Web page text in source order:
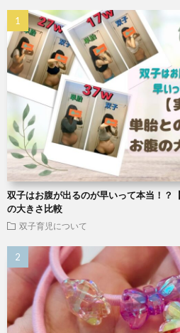
双子はお腹が出るのが早いって本当！？
の大きさ比較
双子育児について